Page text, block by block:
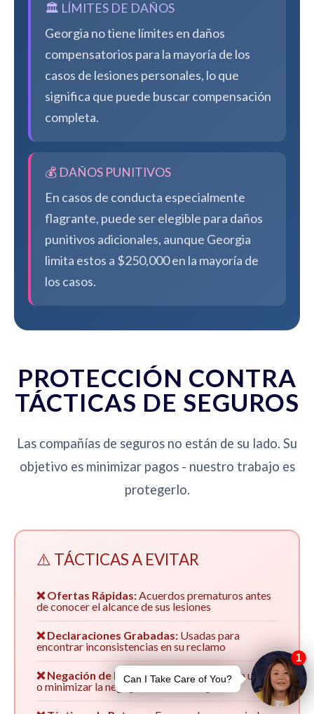
🏛️ LÍMITES DE DAÑOS
Georgia no tiene límites en daños
compensatorios para la mayoría de los
casos de lesiones personales, lo que
significa que puede buscar compensación
completa.
💰 DAÑOS PUNITIVOS
En casos de conducta especialmente
flagrante, puede ser elegible para daños
punitivos adicionales, aunque Georgia
limita estos a $250,000 en la mayoría de
los casos.
PROTECCIÓN CONTRA
TÁCTICAS DE SEGUROS
Las compañías de seguros no están de su lado. Su
objetivo es minimizar pagos - nuestro trabajo es
protegerlo.
⚠️ TÁCTICAS A EVITAR
❌ Ofertas Rápidas:Acuerdos prematuros antes
de conocer el alcance de sus lesiones
❌ Declaraciones Grabadas: Usadas para
encontrar inconsistencias en su reclamo
❌ Negación de Responsabilidad:Culpar a usted
o minimizar la negligencia de su asegurado